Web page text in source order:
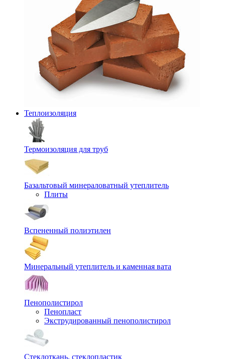
Теплоизоляция
Термоизоляция для труб
Базальтовый минераловатный утеплитель
Плиты
Вспененный полиэтилен
Минеральный утеплитель и каменная вата
Пенополистирол
Пенопласт
Экструдированный пенополистирол
Стеклоткань, стеклопластик